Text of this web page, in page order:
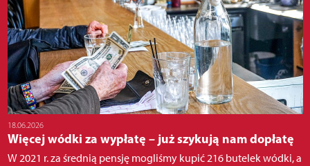
18.06.2026
Więcej wódki za wypłatę – już szykują nam dopłatę
W 2021 r. za średnią pensję mogliśmy kupić 216 butelek wódki, a